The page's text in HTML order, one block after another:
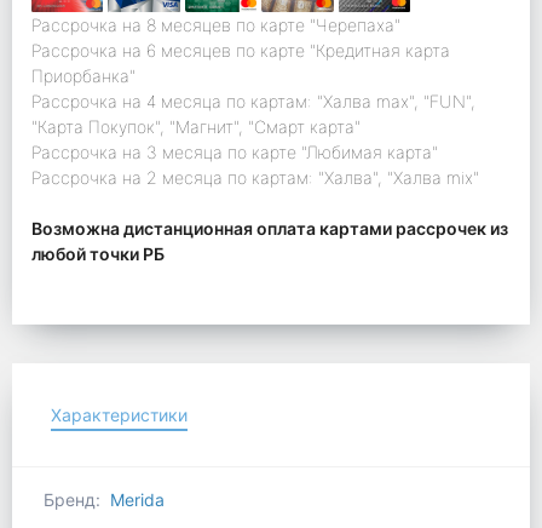
Рассрочка на 8 месяцев по карте "Черепаха"
Рассрочка на 6 месяцев по карте "Кредитная карта
Приорбанка"
Рассрочка на 4 месяца по картам: "Халва max", "FUN",
"Карта Покупок", "Магнит", "Смарт карта"
Рассрочка на 3 месяца по карте "Любимая карта"
Рассрочка на 2 месяца по картам: "Халва", "Халва mix"
Возможна дистанционная оплата картами рассрочек из
любой точки РБ
Характеристики
Бренд: Merida